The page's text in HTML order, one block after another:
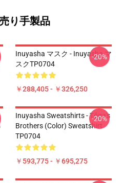
り手製品
Inuyasha マスク - Inuyasha マ
スクTP0704
￥288,405 - ￥326,250
-20%
Inuyasha Sweatshirts - Tōga's
Brothers (color) Sweatshirt
TP0704
￥593,775 - ￥695,275
-20%